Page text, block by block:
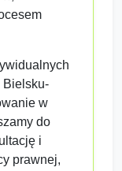
Bielsku-
w
do
i
prawnej,